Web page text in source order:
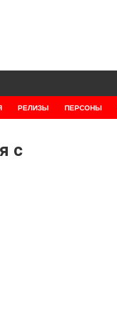
РЕЛИЗЫ ПЕРСОНЫ
с